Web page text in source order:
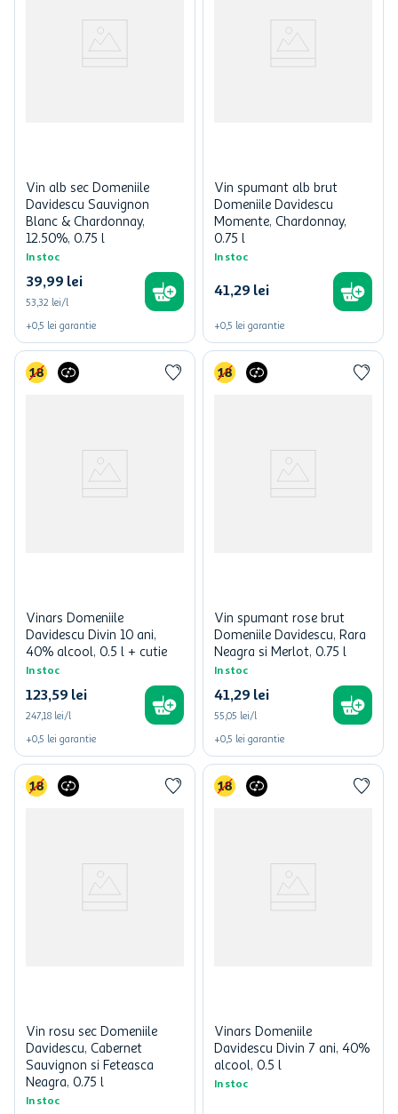
Vin alb sec Domeniile
Davidescu Sauvignon
Blanc & Chardonnay,
12.50%, 0.75 l
In stoc
39,99 lei
53,32 lei/l
+0,5 lei garantie
Vin spumant alb brut
Domeniile Davidescu
Momente, Chardonnay,
0.75 l
In stoc
41,29 lei
+0,5 lei garantie
Vinars Domeniile
Davidescu Divin 10 ani,
40% alcool, 0.5 l + cutie
In stoc
123,59 lei
247,18 lei/l
+0,5 lei garantie
Vin spumant rose brut
Domeniile Davidescu, Rara
Neagra si Merlot, 0.75 l
In stoc
41,29 lei
55,05 lei/l
+0,5 lei garantie
Vin rosu sec Domeniile
Davidescu, Cabernet
Sauvignon si Feteasca
Neagra, 0.75 l
In stoc
Vinars Domeniile
Davidescu Divin 7 ani, 40%
alcool, 0.5 l
In stoc